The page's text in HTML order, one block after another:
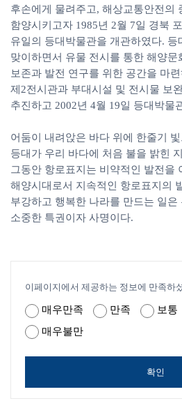
후손에게 물려주고, 해상교통안전의
함양시키고자 1985년 2월 7일 경북
유일의 등대박물관을 개관하였다. 등
맞이하면서 유물 전시를 통한 해양
보존과 발전 연구를 위한 공간을 마
제2전시관과 부대시설 및 전시물 보
추진하고 2002년 4월 19일 등대박물
어둠이 내려앉은 바다 위에 한줄기
등대가 우리 바다에 처음 불을 밝힌
그동안 항로표지는 비약적인 발전을
해양시대로서 지속적인 항로표지의
부강하고 행복한 나라를 만드는 일은
소중한 특권이자 사명이다.
이페이지에서 제공하는 정보에 만족하
매우만족 만족 보통
매우불만
확인